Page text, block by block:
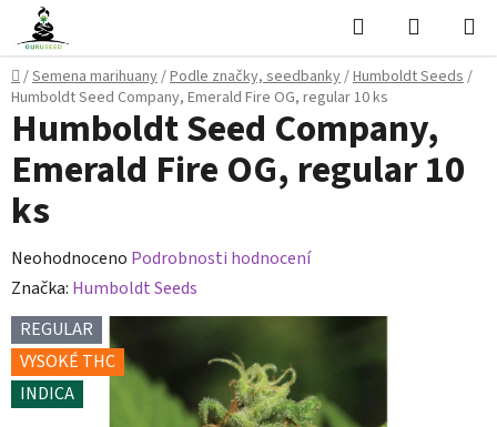
Přejít
obsah
Hledat
KOŠÍK
Domů
/Semena marihuany/Podle značky, seedbanky/Humboldt Seeds/
Humboldt Seed Company, Emerald Fire OG, regular 10 ks
Humboldt Seed Company,
Emerald Fire OG, regular 10
ks
Průměrné
hodnocení
produktu
je
0,0
z
Neohodnoceno Podrobnosti hodnocení
Značka: Humboldt Seeds
REGULAR
VYSOKÉ THC
INDICA